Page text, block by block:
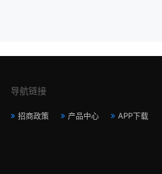
导航链接
招商政策 产品中心 APP下载